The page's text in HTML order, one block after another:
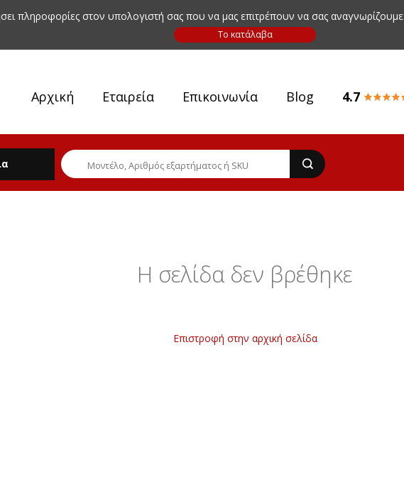
πληροφορίες στον υπολογιστή σας που να μας επιτρέπουν να σας
Αρχική Εταιρεία Επικοινωνία Blog 4.7
Η σελίδα δεν βρέθηκε
Επιστροφή στην αρχική σελίδα